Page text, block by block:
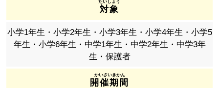
対象
小学1年生・小学2年生・小学3年生・小学4年生・小学5
年生・小学6年生・中学1年生・中学2年生・中学3年
生・保護者
開催期間